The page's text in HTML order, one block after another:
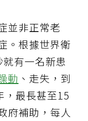
並非正常老
。根據世界衛
有一名新患
動 、走失，到
，最長甚至15
府補助，每人